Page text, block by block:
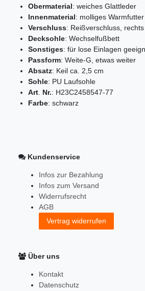
Obermaterial: weiches Glattleder
Innenmaterial: molliges Warmfutter
Verschluss: Reißverschluss,
Decksohle: Wechselfußbett
Sonstiges: für lose Einlagen
Passform: Weite-G, etwas weiter
Absatz: Keil ca. 2,5 cm
Sohle: PU Laufsohle
Art. Nr.: H23C2458547-77
Farbe: schwarz
Kundenservice
Infos zur Bezahlung
Infos zum Versand
Widerrufsrecht
AGB
Vertrag widerrufen
Über uns
Kontakt
Datenschutz